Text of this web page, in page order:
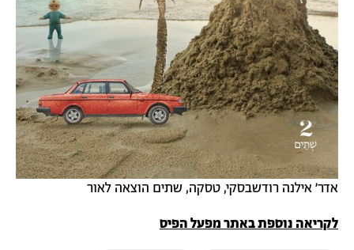
אדר׳ אילנה רודשבסקי, טסקה, שתים הוצאה לאור
לקריאה נוספת באתר מפעל הפיס